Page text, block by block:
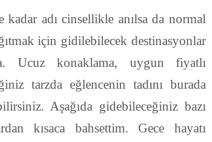
kadar adı cinsellikle anılsa da normal
için gidilebilecek destinasyonlar
Ucuz konaklama, uygun fiyatlı
tarzda eğlencenin tadını burada
Aşağıda gidebileceğiniz bazı
kısaca bahsettim. Gece hayatı